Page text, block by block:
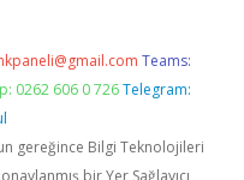
Teams:
0262 606 0 726 Telegram:
gereğince Bilgi Teknolojileri
bir Yer Sağlayıcı